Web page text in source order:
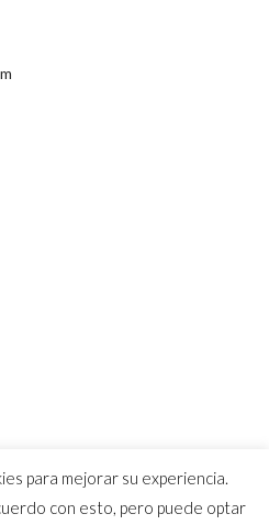
para mejorar su experiencia.
con esto, pero puede optar